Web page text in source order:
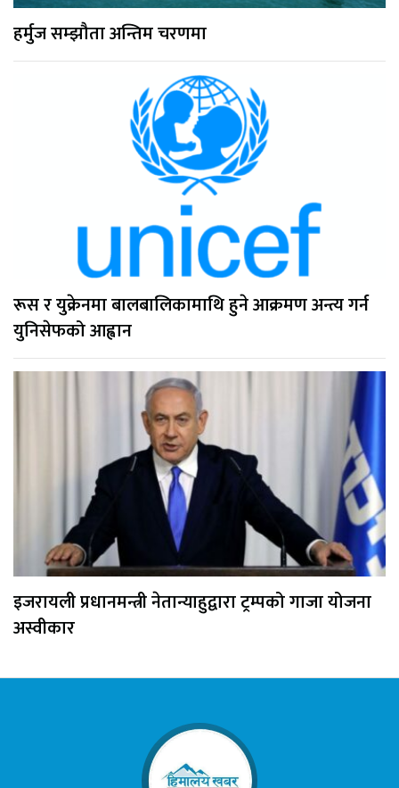
हर्मुज सम्झौता अन्तिम चरणमा
रूस र युक्रेनमा बालबालिकामाथि हुने आक्रमण अन्त्य गर्न
युनिसेफको आह्वान
इजरायली प्रधानमन्त्री नेतान्याहुद्वारा ट्रम्पको गाजा योजना
अस्वीकार